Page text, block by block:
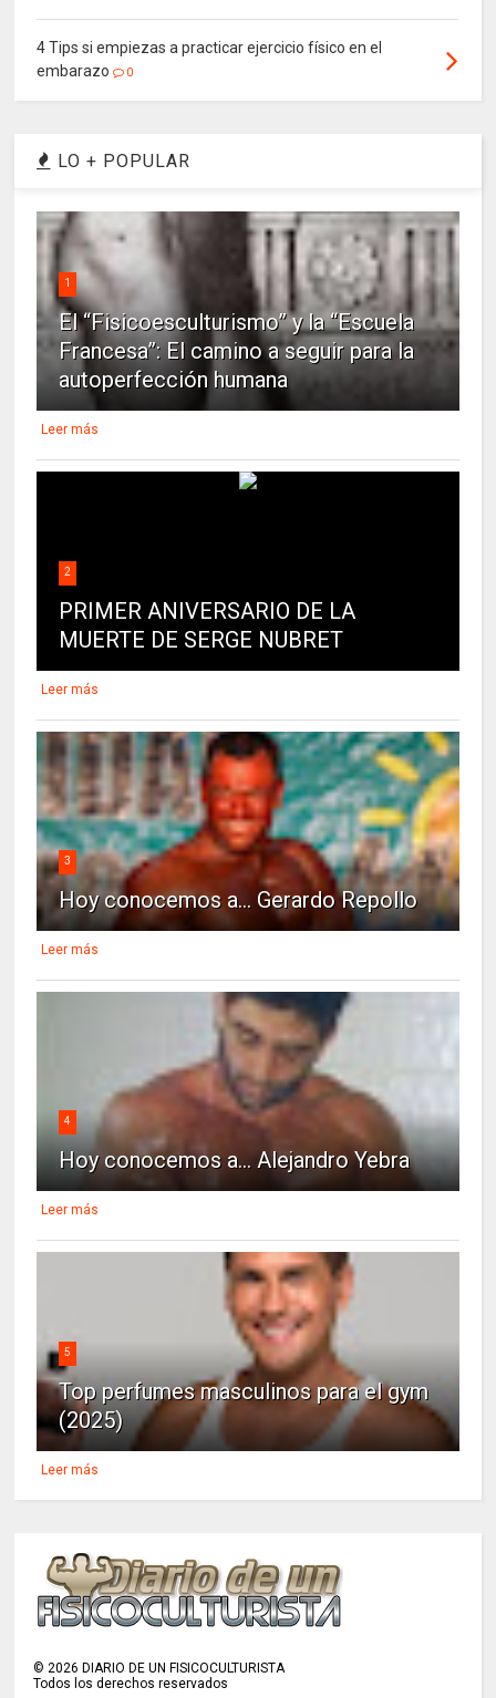
4 Tips si empiezas a practicar ejercicio físico en el
embarazo
0
LO + POPULAR
1
El “Fisicoesculturismo” y la “Escuela
Francesa”: El camino a seguir para la
autoperfección humana
Leer más
2
PRIMER ANIVERSARIO DE LA
MUERTE DE SERGE NUBRET
Leer más
3
Hoy conocemos a... Gerardo Repollo
Leer más
4
Hoy conocemos a... Alejandro Yebra
Leer más
5
Top perfumes masculinos para el gym
(2025)
Leer más
©2026 DIARIO DE UN FISICOCULTURISTA
Todos los derechos reservados